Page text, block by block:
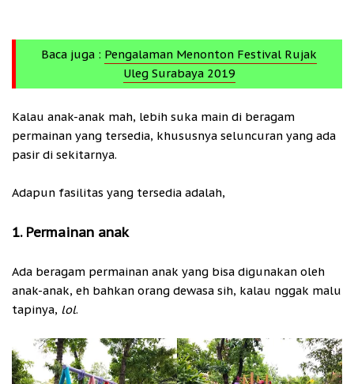
Baca juga : Pengalaman Menonton Festival Rujak
Uleg Surabaya 2019
Kalau anak-anak mah, lebih suka main di beragam
permainan yang tersedia, khususnya seluncuran yang ada
pasir di sekitarnya.
Adapun fasilitas yang tersedia adalah,
1. Permainan anak
Ada beragam permainan anak yang bisa digunakan oleh
anak-anak, eh bahkan orang dewasa sih, kalau nggak malu
tapinya, lol.